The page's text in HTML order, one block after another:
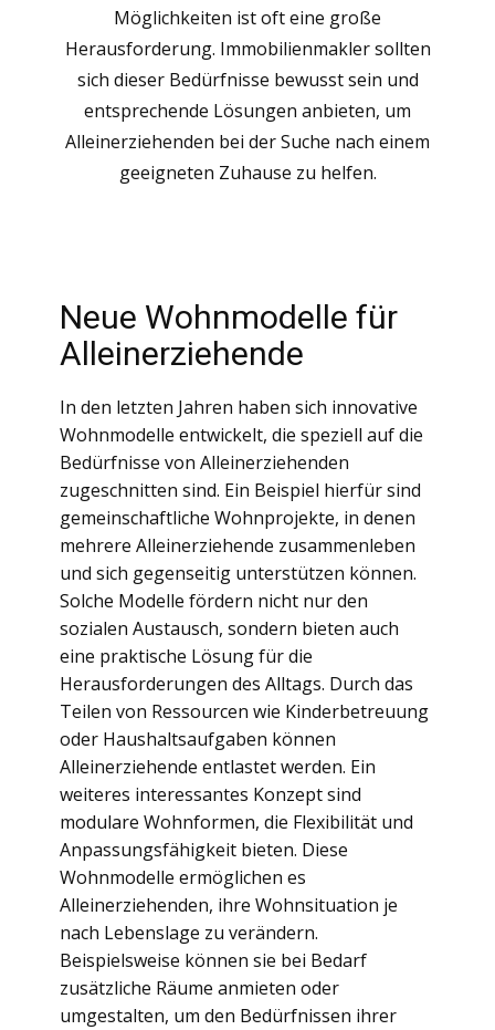
Möglichkeiten ist oft eine große
Herausforderung. Immobilienmakler sollten
sich dieser Bedürfnisse bewusst sein und
entsprechende Lösungen anbieten, um
Alleinerziehenden bei der Suche nach einem
geeigneten Zuhause zu helfen.
Neue Wohnmodelle für
Alleinerziehende
In den letzten Jahren haben sich innovative
Wohnmodelle entwickelt, die speziell auf die
Bedürfnisse von Alleinerziehenden
zugeschnitten sind. Ein Beispiel hierfür sind
gemeinschaftliche Wohnprojekte, in denen
mehrere Alleinerziehende zusammenleben
und sich gegenseitig unterstützen können.
Solche Modelle fördern nicht nur den
sozialen Austausch, sondern bieten auch
eine praktische Lösung für die
Herausforderungen des Alltags. Durch das
Teilen von Ressourcen wie Kinderbetreuung
oder Haushaltsaufgaben können
Alleinerziehende entlastet werden. Ein
weiteres interessantes Konzept sind
modulare Wohnformen, die Flexibilität und
Anpassungsfähigkeit bieten. Diese
Wohnmodelle ermöglichen es
Alleinerziehenden, ihre Wohnsituation je
nach Lebenslage zu verändern.
Beispielsweise können sie bei Bedarf
zusätzliche Räume anmieten oder
umgestalten, um den Bedürfnissen ihrer